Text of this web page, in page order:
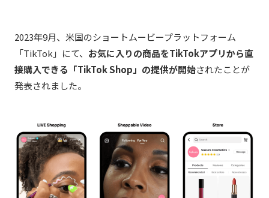
2023年9月、米国のショートムービープラットフォーム
「TikTok」にて、 お気に入りの商品をTikTokアプリから直
接購入できる「TikTok Shop」の提供が開始されたことが
発表されました。